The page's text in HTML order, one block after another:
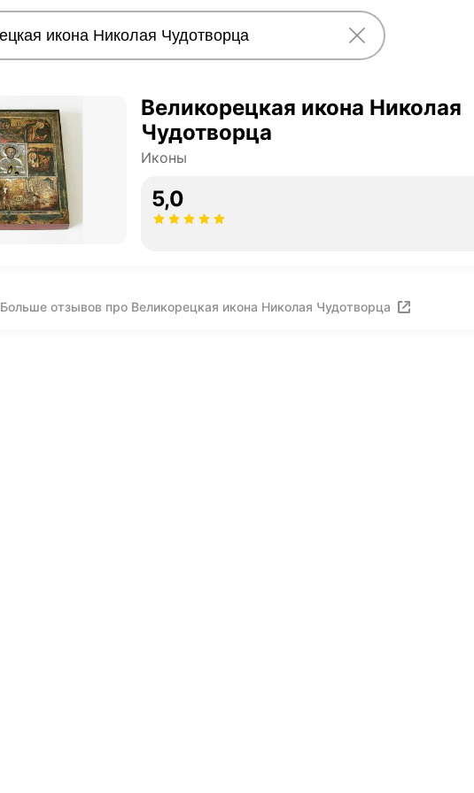
Великорецкая икона Николая
Чудотворца
Иконы
5,0
Больше отзывов про Великорецкая икона Николая Чудотворца